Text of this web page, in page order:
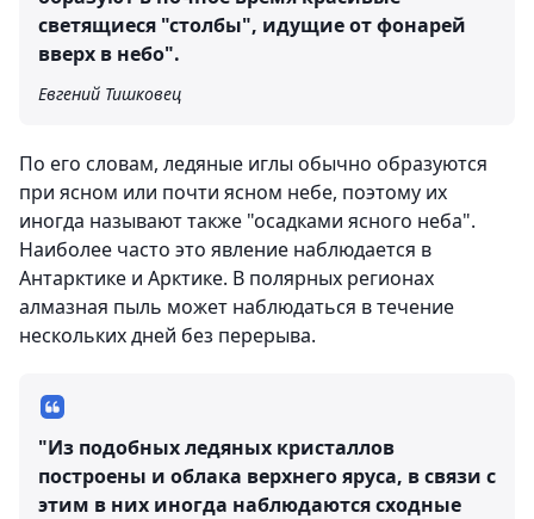
светящиеся "столбы", идущие от фонарей
вверх в небо".
Евгений Тишковец
По его словам, ледяные иглы обычно образуются
при ясном или почти ясном небе, поэтому их
иногда называют также "осадками ясного неба".
Наиболее часто это явление наблюдается в
Антарктике и Арктике. В полярных регионах
алмазная пыль может наблюдаться в течение
нескольких дней без перерыва.
"Из подобных ледяных кристаллов
построены и облака верхнего яруса, в связи с
этим в них иногда наблюдаются сходные